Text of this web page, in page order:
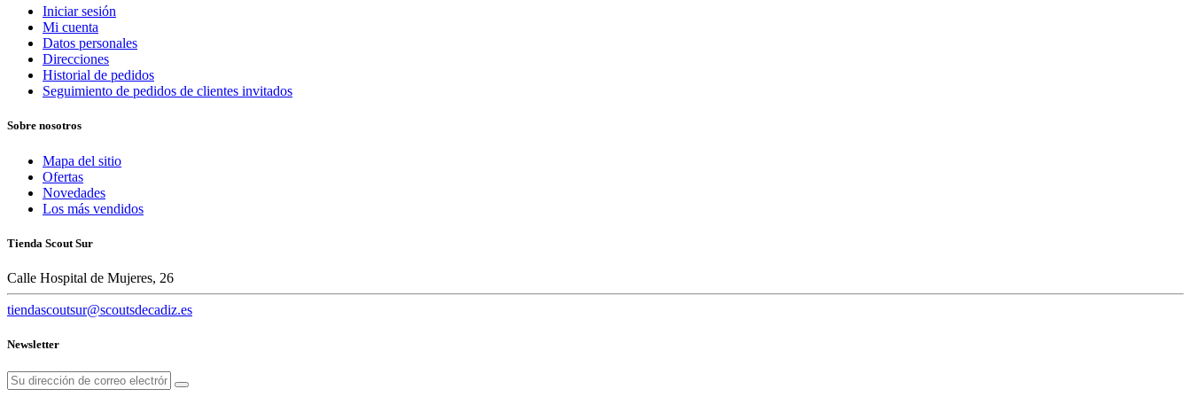
Iniciar sesión
Mi cuenta
Datos personales
Direcciones
Historial de pedidos
Seguimiento de pedidos de clientes invitados
Sobre nosotros
Mapa del sitio
Ofertas
Novedades
Los más vendidos
Tienda Scout Sur
Calle Hospital de Mujeres, 26
tiendascoutsur@scoutsdecadiz.es
Newsletter